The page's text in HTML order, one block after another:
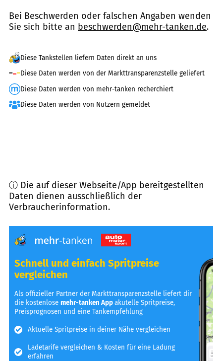
Bei Beschwerden oder falschen Angaben wenden
Sie sich bitte an beschwerden@mehr-tanken.de.
Diese Tankstellen liefern Daten direkt an uns
Diese Daten werden von der Markttransparenzstelle geliefert
Diese Daten werden von mehr-tanken recherchiert
Diese Daten werden von Nutzern gemeldet
ⓘ Die auf dieser Webseite/App bereitgestellten
Daten dienen ausschließlich der
Verbraucherinformation.
Schnell und einfach Spritpreise
vergleichen
Als offizieller Partner der Markttransparenzstelle liefert dir
die kostenlosemehr-tanken Appakutelle Spritpreise,
Preisprognosen und eine Tankempfehlung
Aktuelle Spritpreise in deiner Nähe vergleichen
Ladetarife vergleichen & Kosten für eine Ladung
erfahren